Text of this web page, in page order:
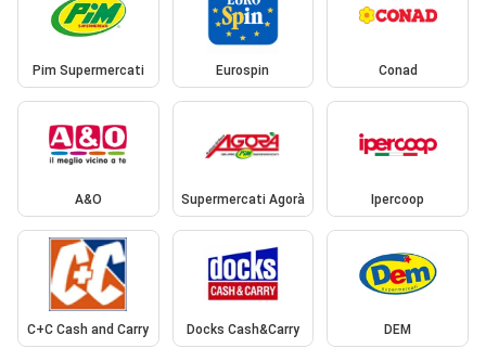
Pim Supermercati Eurospin Conad
A&O Supermercati Agorà Ipercoop
C+C Cash and Carry Docks Cash&Carry DEM